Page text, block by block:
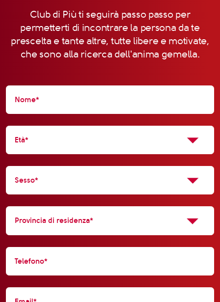
Club di Più ti seguirà passo passo per
permetterti di incontrare la persona da te
prescelta e tante altre, tutte libere e motivate,
che sono alla ricerca dell'anima gemella.